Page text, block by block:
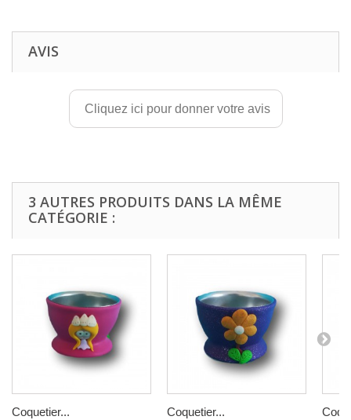
AVIS
Cliquez ici pour donner votre avis
3 AUTRES PRODUITS DANS LA MÊME
CATÉGORIE :
Coquetier... Coquetier...